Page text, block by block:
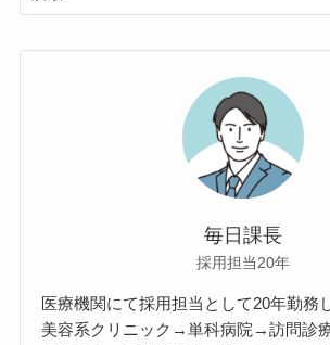
毎日課長
採用担当20年
医療機関にて採用担当として20年勤務
美容系クリニック→単科病院→訪問診